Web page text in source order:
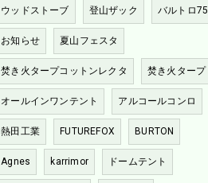
ウッドストーブ 登山ザック バルトロ75
お知らせ 夏山フェスタ
焚き火タープコットンレクタ 焚き火タープ
オールインワンテント アルコールコンロ
熱田工業 FUTUREFOX BURTON
Agnes karrimor ドームテント